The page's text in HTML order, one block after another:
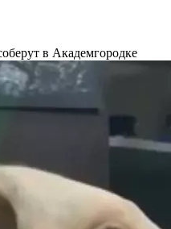
в Академгородке